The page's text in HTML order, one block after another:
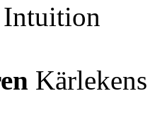
Intuition